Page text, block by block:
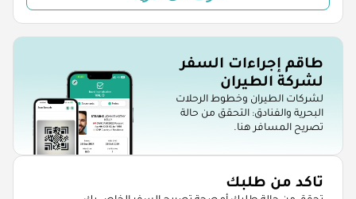
طاقم إجراءات السفر
لشركة الطيران
لشركات الطيران وخطوط الرحلات
البحرية والفنادق: التحقق من حالة
تصريح المسافر هنا.
تاكد من طلبك